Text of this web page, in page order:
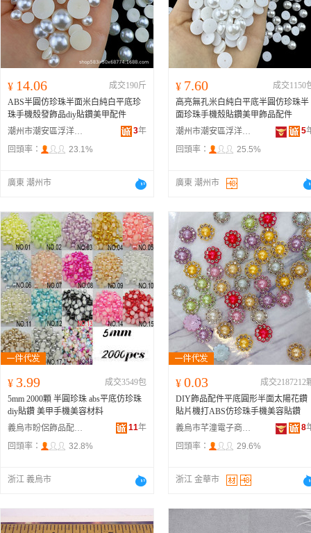
¥ 14.06
成交190斤
ABS半圓仿珍珠半面米白純白平底珍
珠手機殼發飾品diy貼鑽美甲配件
潮州市潮安區浮洋鎮弘鵬珠飾廠
3年
回頭率：
23.1%
廣東 潮州市
¥ 7.60
成交1150
高亮無孔米白純白平底半圓仿珍珠半
面珍珠手機殼貼鑽美甲飾品配件
潮州市潮安區浮洋鎮東弘珠品廠
5
回頭率：
25.5%
廣東 潮州市
¥ 3.99
成交3549包
5mm 2000顆 半圓珍珠 abs平底仿珍珠
diy貼鑽 美甲手機美容材料
義烏市盼侶飾品配件商行
11年
回頭率：
32.8%
浙江 義烏市
¥ 0.03
成交2187212
DIY飾品配件平底圓形半面太陽花鑽
貼片機打ABS仿珍珠手機美容貼鑽
義烏市芊潼電子商務商行
8
回頭率：
29.6%
浙江 金華市